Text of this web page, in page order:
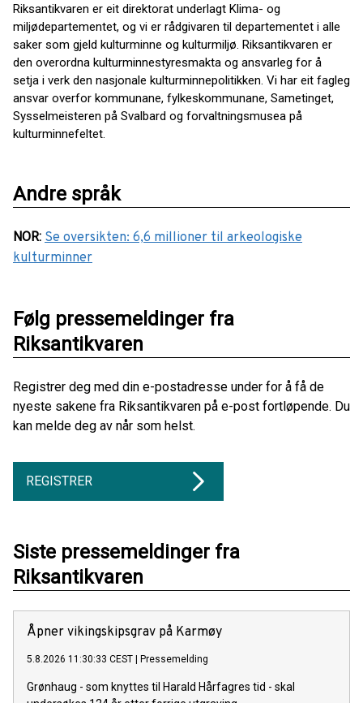
Riksantikvaren er eit direktorat underlagt Klima- og
miljødepartementet, og vi er rådgivaren til departementet i alle
saker som gjeld kulturminne og kulturmiljø. Riksantikvaren er
den overordna kulturminnestyresmakta og ansvarleg for å
setja i verk den nasjonale kulturminnepolitikken. Vi har eit fagleg
ansvar overfor kommunane, fylkeskommunane, Sametinget,
Sysselmeisteren på Svalbard og forvaltningsmusea på
kulturminnefeltet.
Andre språk
NOR: Se oversikten: 6,6 millioner til arkeologiske
kulturminner
Følg pressemeldinger fra
Riksantikvaren
Registrer deg med din e-postadresse under for å få de
nyeste sakene fra Riksantikvaren på e-post fortløpende. Du
kan melde deg av når som helst.
REGISTRER
Siste pressemeldinger fra
Riksantikvaren
Åpner vikingskipsgrav på Karmøy
5.8.2026 11:30:33 CEST | Pressemelding
Grønhaug - som knyttes til Harald Hårfagres tid - skal